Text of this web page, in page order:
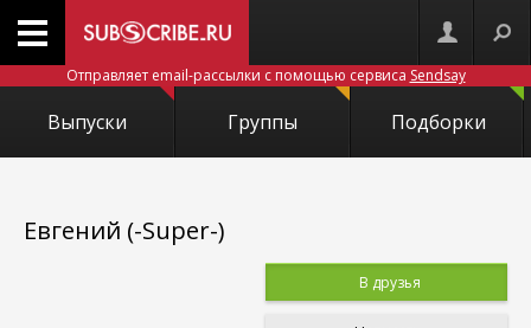
Отправляет email-рассылки с помощью сервиса Sendsay
Выпуски Группы Подборки
Евгений (-Super-)
В друзья